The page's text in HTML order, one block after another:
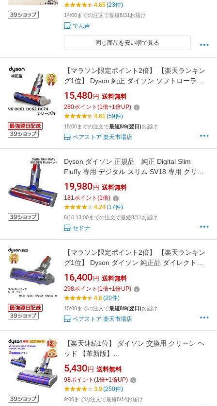
4.65(23件)
14:00までの注文で最短8/31お届け
でん吉
同じ商品を安い順で見る
【マラソン限定ポイント2倍】 【楽天ランキン
グ1位】 Dyson 純正 ダイソン ソフトローラー
クリーンヘッド DC61 DC62 DC74 V6 ソフトロ
ーラー クリーナー ヘッド 正規品 並行輸入品
プレゼント ギフト
15,480 円 送料無料
280ポイント (1倍+1倍UP)
4.61(59件)
15:00までの注文で最短8/9(翌日)お届け
ベアストア 楽天市場店
Dyson ダイソン 正規品 純正 Digital Slim
Fluffy 専用 デジタル スリム SV18 専用 クリー
ナーヘッド ソフトローラークリーナーヘッド
ソフトローラー ソフトローラーヘッド フラフ
ィクリーナーヘッド ダイソン デジタルスリム
モーターヘッド 970443-02
19,980 円 送料無料
181ポイント (1倍)
4.24(17件)
8/10 13:00までの注文で最短8/11お届け
セドナ
【マラソン限定ポイント2倍】 【楽天ランキン
グ1位】 Dyson ダイソン 純正品 ダイレクトド
ライブクリーナーヘッド V10 V11 SV12 SV14
シリーズ専用 Direct drive cleaner head ダイレ
クトドライブ モーターヘッド 並行輸入品 正規
16,400 円 送料無料
298ポイント (1倍+1倍UP)
4.6(20件)
15:00までの注文で最短8/9(翌日)お届け
ベアストア 楽天市場店
【楽天連続1位】 ダイソン 交換用 クリーン ヘ
ッド 【革新版】
V6/V7/V8/V10/V11/V15/V7slim/V8slim/V10slim/
V12slim/SV10 K/SV12/SV14/SV18シリーズ対応
炭素繊維ブラシ 交換ヘッド 交換パーツ フラフ
ィ 送料無料 純正品ではありません
5,430 円 送料無料
98ポイント (1倍+1倍UP)
3.9(250件)
9:00までの注文で最短8/14お届け